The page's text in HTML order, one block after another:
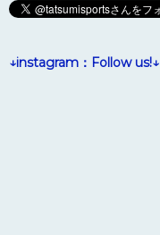
↓instagram：Follow us!↓